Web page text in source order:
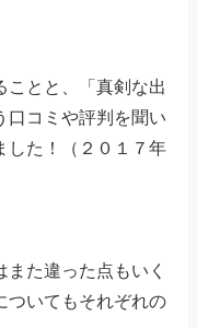
ことと、「真剣な出
口コミや評判を聞い
した！（２０１７年
た違った点もいく
ついてもそれぞれの